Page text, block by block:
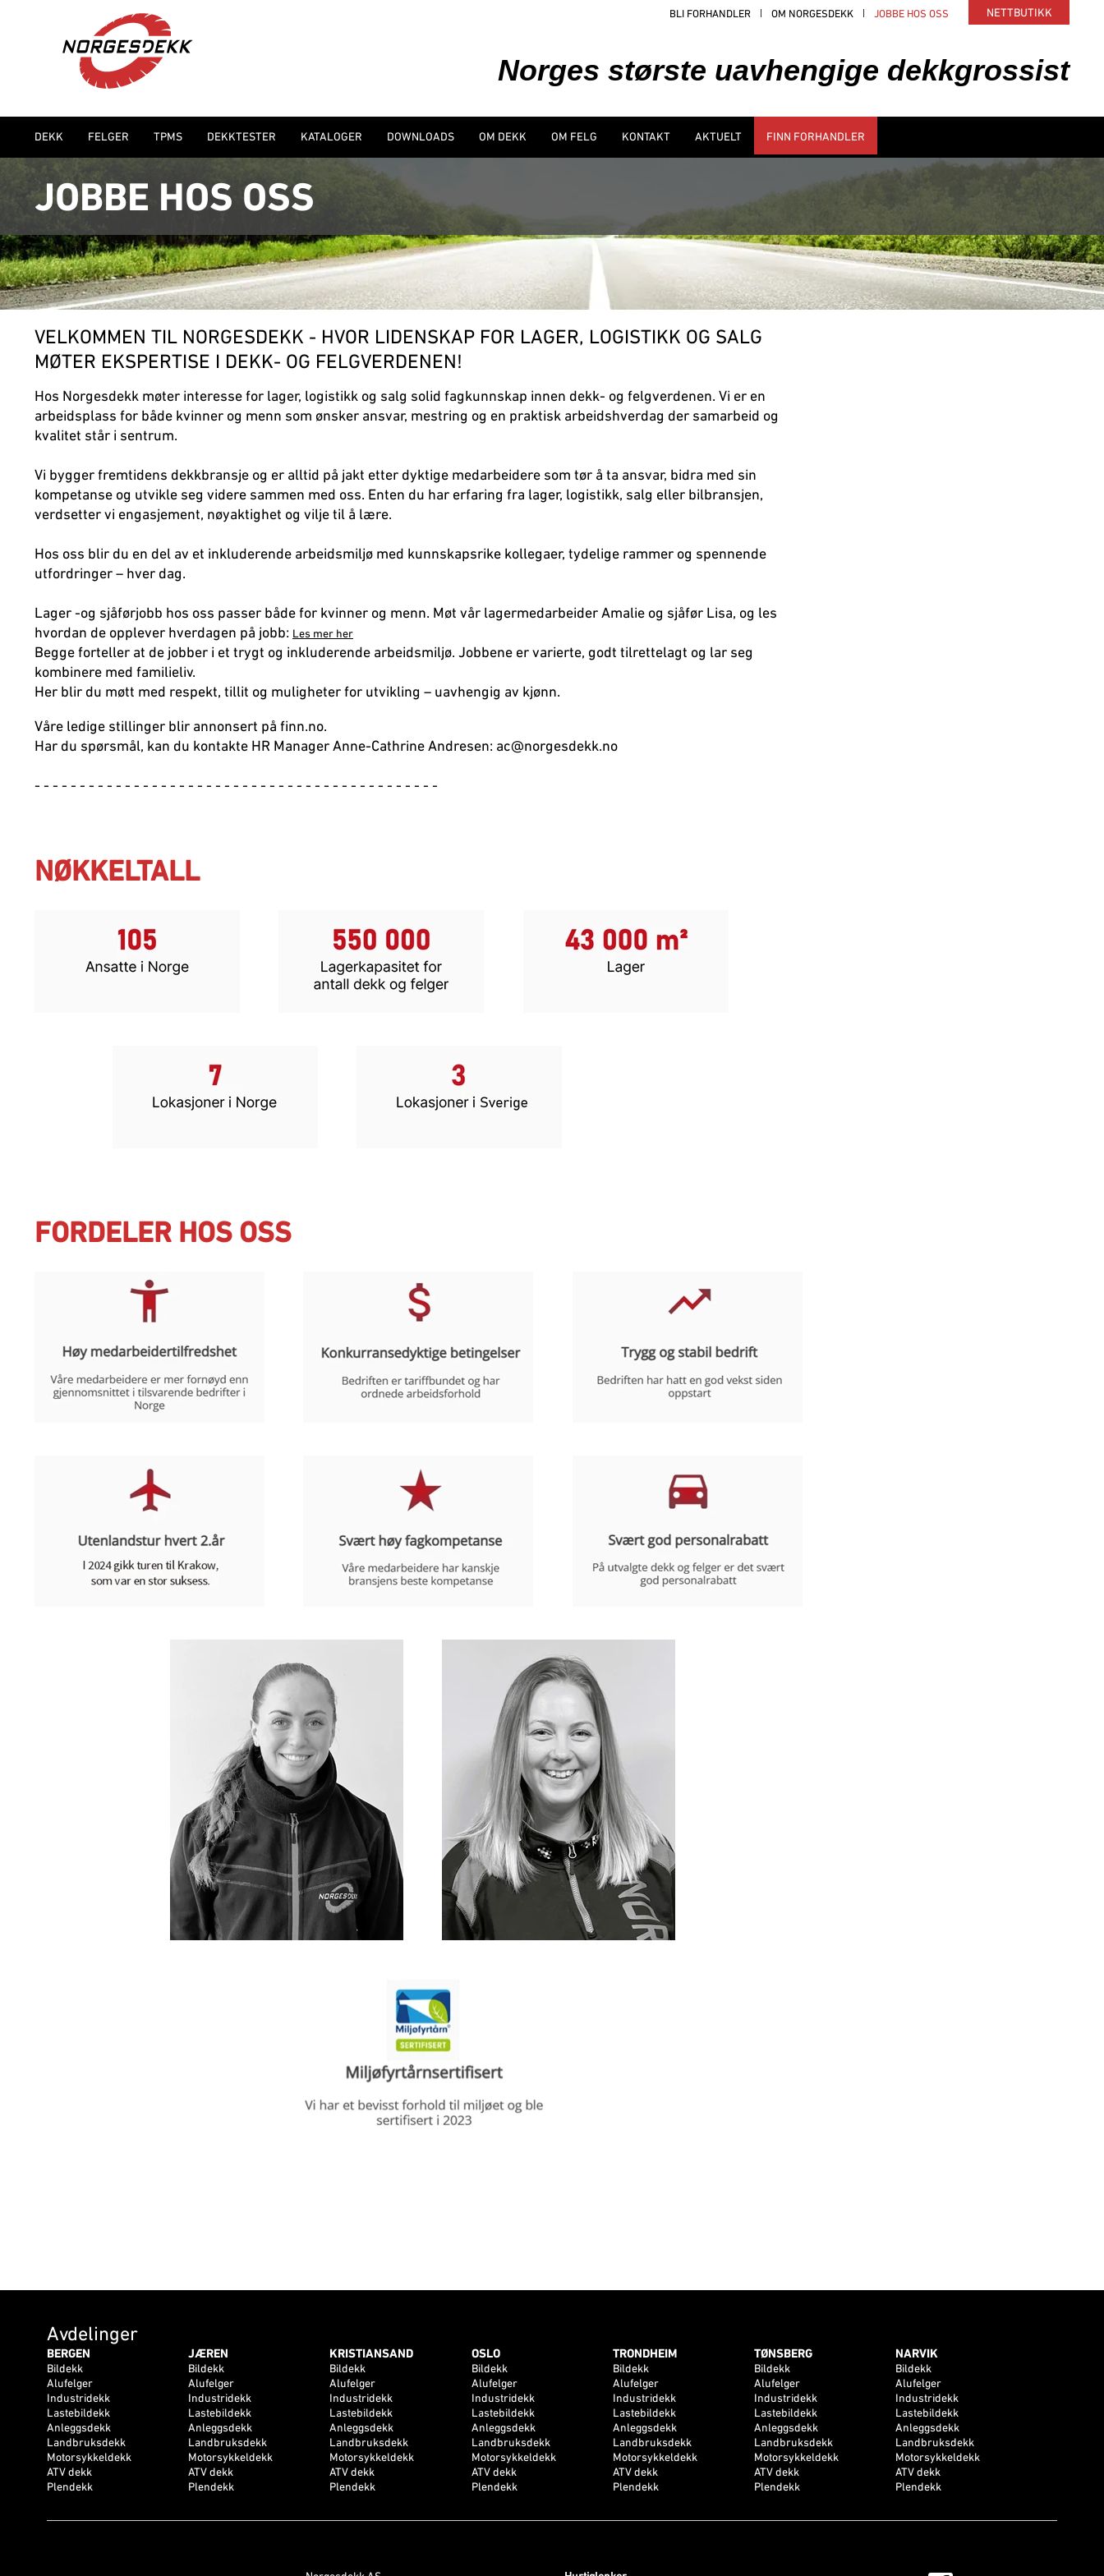
BLI FORHANDLER OM NORGESDEKK JOBBE HOS OSS NETTBUTIKK
Norges største uavhengige dekkgrossist
DEKK FELGER TPMS DEKKTESTER KATALOGER DOWNLOADS OM DEKK OM FELG KONTAKT AKTUELT FINN FORHANDLER
JOBBE HOS OSS
VELKOMMEN TIL NORGESDEKK - HVOR LIDENSKAP FOR LAGER, LOGISTIKK OG SALG
MØTER EKSPERTISE I DEKK- OG FELGVERDENEN!
Hos Norgesdekk møter interesse for lager, logistikk og salg solid fagkunnskap innen dekk- og felgverdenen. Vi er en
arbeidsplass for både kvinner og menn som ønsker ansvar, mestring og en praktisk arbeidshverdag der samarbeid og
kvalitet står i sentrum.
Vi bygger fremtidens dekkbransje og er alltid på jakt etter dyktige medarbeidere som tør å ta ansvar, bidra med sin
kompetanse og utvikle seg videre sammen med oss. Enten du har erfaring fra lager, logistikk, salg eller bilbransjen,
verdsetter vi engasjement, nøyaktighet og vilje til å lære.
Hos oss blir du en del av et inkluderende arbeidsmiljø med kunnskapsrike kollegaer, tydelige rammer og spennende
utfordringer – hver dag.
Lager -og sjåførjobb hos oss passer både for kvinner og menn. Møt vår lagermedarbeider Amalie og sjåfør Lisa, og les
hvordan de opplever hverdagen på jobb: Les mer her
Begge forteller at de jobber i et trygt og inkluderende arbeidsmiljø. Jobbene er varierte, godt tilrettelagt og lar seg
kombinere med familieliv.
Her blir du møtt med respekt, tillit og muligheter for utvikling – uavhengig av kjønn.
Våre ledige stillinger blir annonsert på finn.no.
Har du spørsmål, kan du kontakte HR Manager Anne-Cathrine Andresen: ac@norgesdekk.no
- - - - - - - - - - - - - - - - - - - - - - - - - - - - - - - - - - - - - - - - - - - - -
NØKKELTALL
FORDELER HOS OSS
Avdelinger
BERGEN
Bildekk
Alufelger
Industridekk
Lastebildekk
Anleggsdekk
Landbruksdekk
Motorsykkeldekk
ATV dekk
Plendekk
JÆREN
Bildekk
Alufelger
Industridekk
Lastebildekk
Anleggsdekk
Landbruksdekk
Motorsykkeldekk
ATV dekk
Plendekk
KRISTIANSAND
Bildekk
Alufelger
Industridekk
Lastebildekk
Anleggsdekk
Landbruksdekk
Motorsykkeldekk
ATV dekk
Plendekk
OSLO
Bildekk
Alufelger
Industridekk
Lastebildekk
Anleggsdekk
Landbruksdekk
Motorsykkeldekk
ATV dekk
Plendekk
TRONDHEIM
Bildekk
Alufelger
Industridekk
Lastebildekk
Anleggsdekk
Landbruksdekk
Motorsykkeldekk
ATV dekk
Plendekk
TØNSBERG
Bildekk
Alufelger
Industridekk
Lastebildekk
Anleggsdekk
Landbruksdekk
Motorsykkeldekk
ATV dekk
Plendekk
NARVIK
Bildekk
Alufelger
Industridekk
Lastebildekk
Anleggsdekk
Landbruksdekk
Motorsykkeldekk
ATV dekk
Plendekk